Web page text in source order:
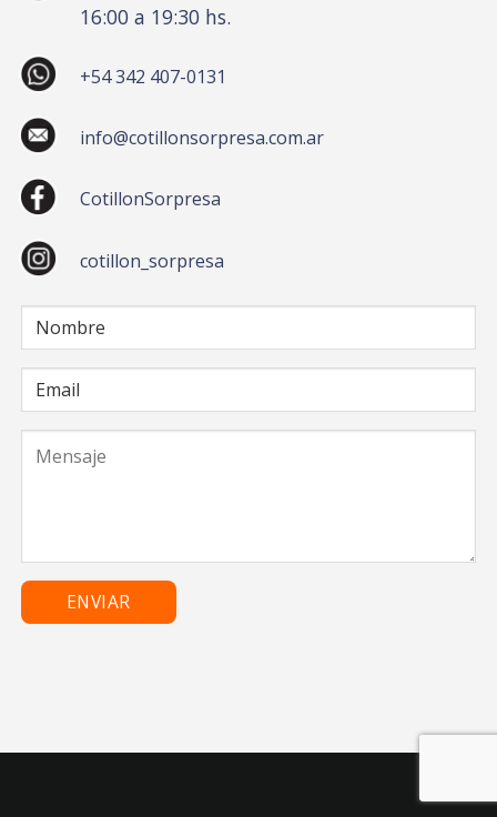
16:00 a 19:30 hs.
+54 342 407-0131
info@cotillonsorpresa.com.ar
CotillonSorpresa
cotillon_sorpresa